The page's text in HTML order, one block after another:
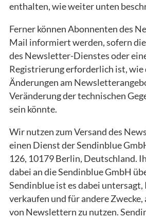
enthalten, wie weiter unten
Ferner können Abonnenten des
Mail informiert werden, sofern
des Newsletter-Dienstes oder
Registrierung erforderlich ist, wie
Änderungen am
Veränderung der technischen
sein könnte.
Wir nutzen zum Versand des
einen Dienst der Sendinblue
126, 10179 Berlin, Deutschland.
dabei an die Sendinblue GmbH
Sendinblue ist es dabei untersagt,
verkaufen und für andere Zwecke,
von Newslettern zu nutzen.